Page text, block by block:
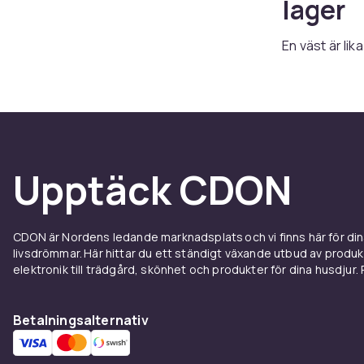
lager
En väst är
eller rock.
Här på
så du kan
passar en
skulle bli för
skaljacka
Välj
Upptäck CDON
CDON är Nordens ledande marknadsplats och vi finns här för
livsdrömmar. Här hittar du ett ständigt växande utbud av
elektronik till trädgård, skönhet och produkter för dina husdjur.
Betalningsalternativ